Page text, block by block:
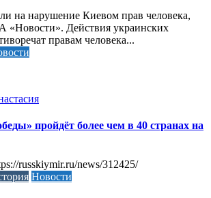
на нарушение Киевом прав человека,
«Новости». Действия украинских
правам человека...
пройдёт более чем в 40 странах на
russkiymir.ru/news/312425/
Новости